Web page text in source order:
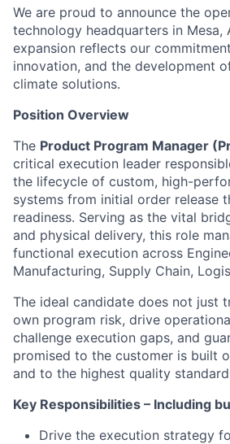
We are proud to announce the
technology headquarters in Mesa,
expansion reflects our
innovation, and the development
climate solutions.
Position Overview
The Product Program Manager
critical execution leader
the lifecycle of custom, high-
systems from initial order release
readiness. Serving as the vital
and physical delivery, this role
functional execution across
Manufacturing, Supply Chain,
The ideal candidate does not just
own program risk, drive
challenge execution gaps, and
promised to the customer is built
and to the highest quality
Key Responsibilities – Including
Drive the execution strategy